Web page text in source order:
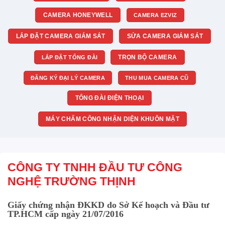
CAMERA HONEYWELL CAMERA EZVIZ
LẮP ĐẶT CAMERA GIÁM SÁT SỬA CAMERA GIÁM SÁT
LẮP ĐẶT TỔNG ĐÀI TRỌN BỘ CAMERA
ĐĂNG KÝ ĐẠI LÝ CAMERA THU MUA CAMERA CŨ
TỔNG ĐÀI ĐIỆN THOẠI
MÁY CHẤM CÔNG NHẬN DIỆN KHUÔN MẶT
CÔNG TY TNHH ĐẦU TƯ CÔNG
NGHỆ TRƯỜNG THỊNH
Giấy chứng nhận ĐKKD do Sở Kế hoạch và Đầu tư
TP.HCM cấp ngày 21/07/2016